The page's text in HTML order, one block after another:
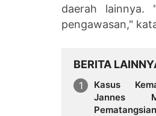
daerah
pengawasan,"
BERITA
Kasus
Jannes